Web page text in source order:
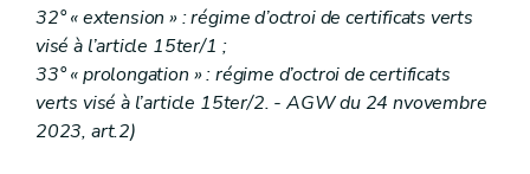
32° « extension » : régime d’octroi de certificats verts
visé à l’article 15ter/1 ;
33° « prolongation » : régime d’octroi de certificats
verts visé à l’article 15ter/2. - AGW du 24 nvovembre
2023, art.2)